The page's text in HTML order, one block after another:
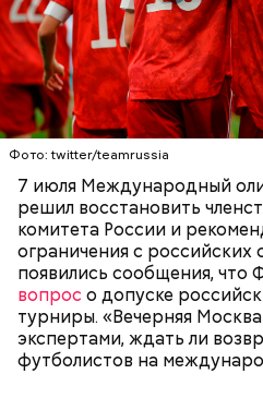
Фото: twitter/teamrussia
7 июля Международный
решил восстановить
комитета России и
ограничения с российских
появились сообщения,
вопрос о допуске
турниры. «Вечерняя
экспертами, ждать ли
футболистов на